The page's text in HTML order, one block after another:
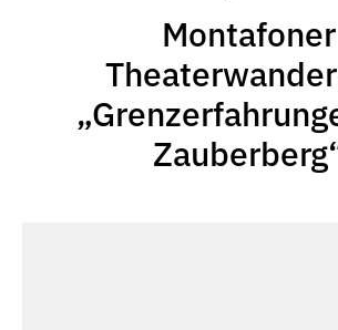
Montafoner